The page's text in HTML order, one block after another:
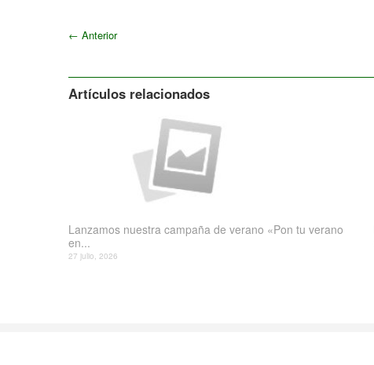
← Anterior
Artículos relacionados
Lanzamos nuestra campaña de verano «Pon tu verano
en...
27 julio, 2026